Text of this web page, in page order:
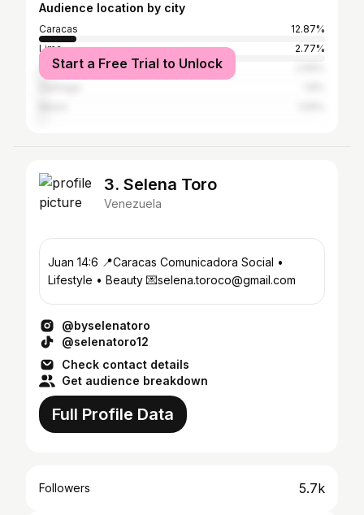
Audience location by city
Caracas
12.87%
Lima
2.77%
Valencia
Start a Free Trial to Unlock
3. Selena Toro
Venezuela
Juan 14:6 📍Caracas Comunicadora Social •
Lifestyle • Beauty 💌selena.toroco@gmail.com
@byselenatoro
@selenatoro12
Check contact details
Get audience breakdown
Full Profile Data
Followers 5.7k